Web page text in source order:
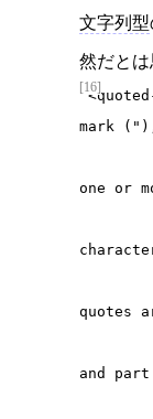
文字列型
然だと
[16]
mark
one or
quotes
and